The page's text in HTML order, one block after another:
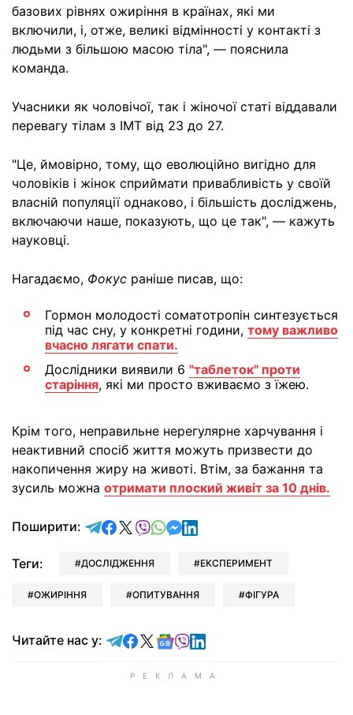
базових рівнях ожиріння в країнах, які ми
включили, і, отже, великі відмінності у контакті з
людьми з більшою масою тіла", — пояснила
команда.
Учасники як чоловічої, так і жіночої статі віддавали
перевагу тілам з ІМТ від 23 до 27.
"Це, ймовірно, тому, що еволюційно вигідно для
чоловіків і жінок сприймати привабливість у своїй
власній популяції однаково, і більшість досліджень,
включаючи наше, показують, що це так", — кажуть
науковці.
Нагадаємо, Фокус раніше писав, що:
Гормон молодості соматотропін синтезується
під час сну, у конкретні години, тому важливо
вчасно лягати спати.
Дослідники виявили 6 "таблеток" проти
старіння, які ми просто вживаємо з їжею.
Крім того, неправильне нерегулярне харчування і
неактивний спосіб життя можуть призвести до
накопичення жиру на животі. Втім, за бажання та
зусиль можна отримати плоский живіт за 10 днів.
Поширити: відправити у Telegram
поділитись у Facebook
поділитись у X
відправити у Viber
відправити у Whatsapp
відправити у Messenger
відправити у LinkedIn
Теги: ДОСЛІДЖЕННЯ ЕКСПЕРИМЕНТ
ОЖИРІННЯ ОПИТУВАННЯ ФІГУРА
Читайте нас у: Читайте у Telegram
Читайте у Facebook
Читайте у X
Читайте у Google news
Читайте у Viber
Читайте у LinkedIn